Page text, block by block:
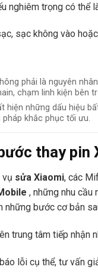
nghiêm trọng có thể
sạc không vào
phải là nguyên
chạm linh kiện bên
hiện những dấu hiệu
khắc phục tối ưu.
thay pin
vụ sửa Xiaomi, các
, những nhu
những bước cơ bản
trung tâm tiếp nhận
lỗi cụ thể, tư vấn